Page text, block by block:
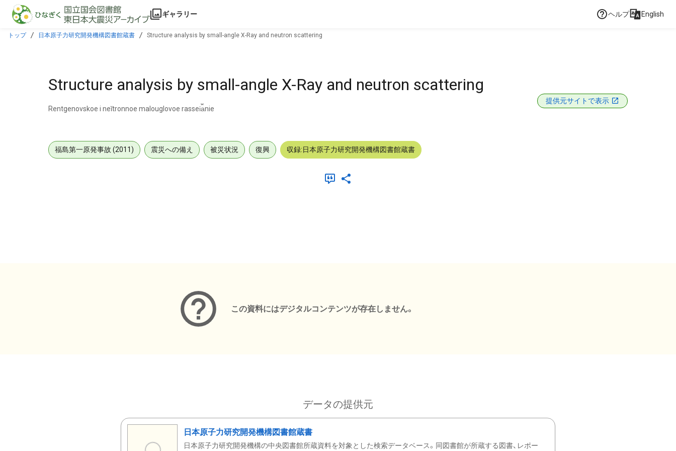
本文に飛ぶ
ギャラリー ヘルプ English
トップ 日本原子力研究開発機構図書館蔵書 Structure analysis by small-angle X-Ray and neutron scattering
Structure analysis by small-angle X-Ray and neutron scattering
Rentgenovskoe i neĭtronnoe malouglovoe rassei︠a︡nie
提供元サイトで表示
福島第一原発事故 (2011) 震災への備え 被災状況 復興 収録:日本原子力研究開発機構図書館蔵書
この資料にはデジタルコンテンツが存在しません。
データの提供元
日本原子力研究開発機構図書館蔵書
日本原子力研究開発機構の中央図書館所蔵資料を対象とした検索データベース。同図書館が所蔵する図書、レポー